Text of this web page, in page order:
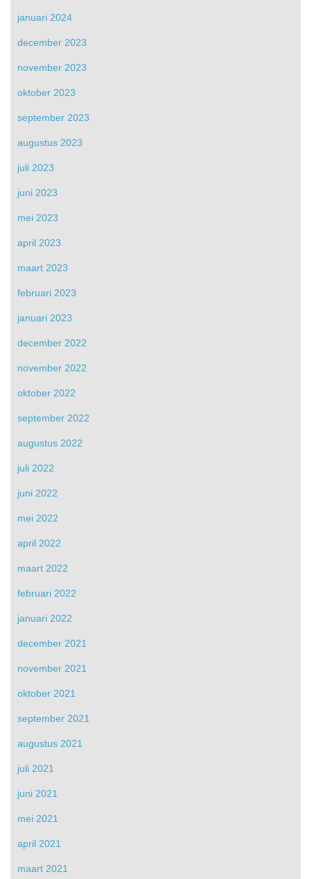
januari 2024
december 2023
november 2023
oktober 2023
september 2023
augustus 2023
juli 2023
juni 2023
mei 2023
april 2023
maart 2023
februari 2023
januari 2023
december 2022
november 2022
oktober 2022
september 2022
augustus 2022
juli 2022
juni 2022
mei 2022
april 2022
maart 2022
februari 2022
januari 2022
december 2021
november 2021
oktober 2021
september 2021
augustus 2021
juli 2021
juni 2021
mei 2021
april 2021
maart 2021